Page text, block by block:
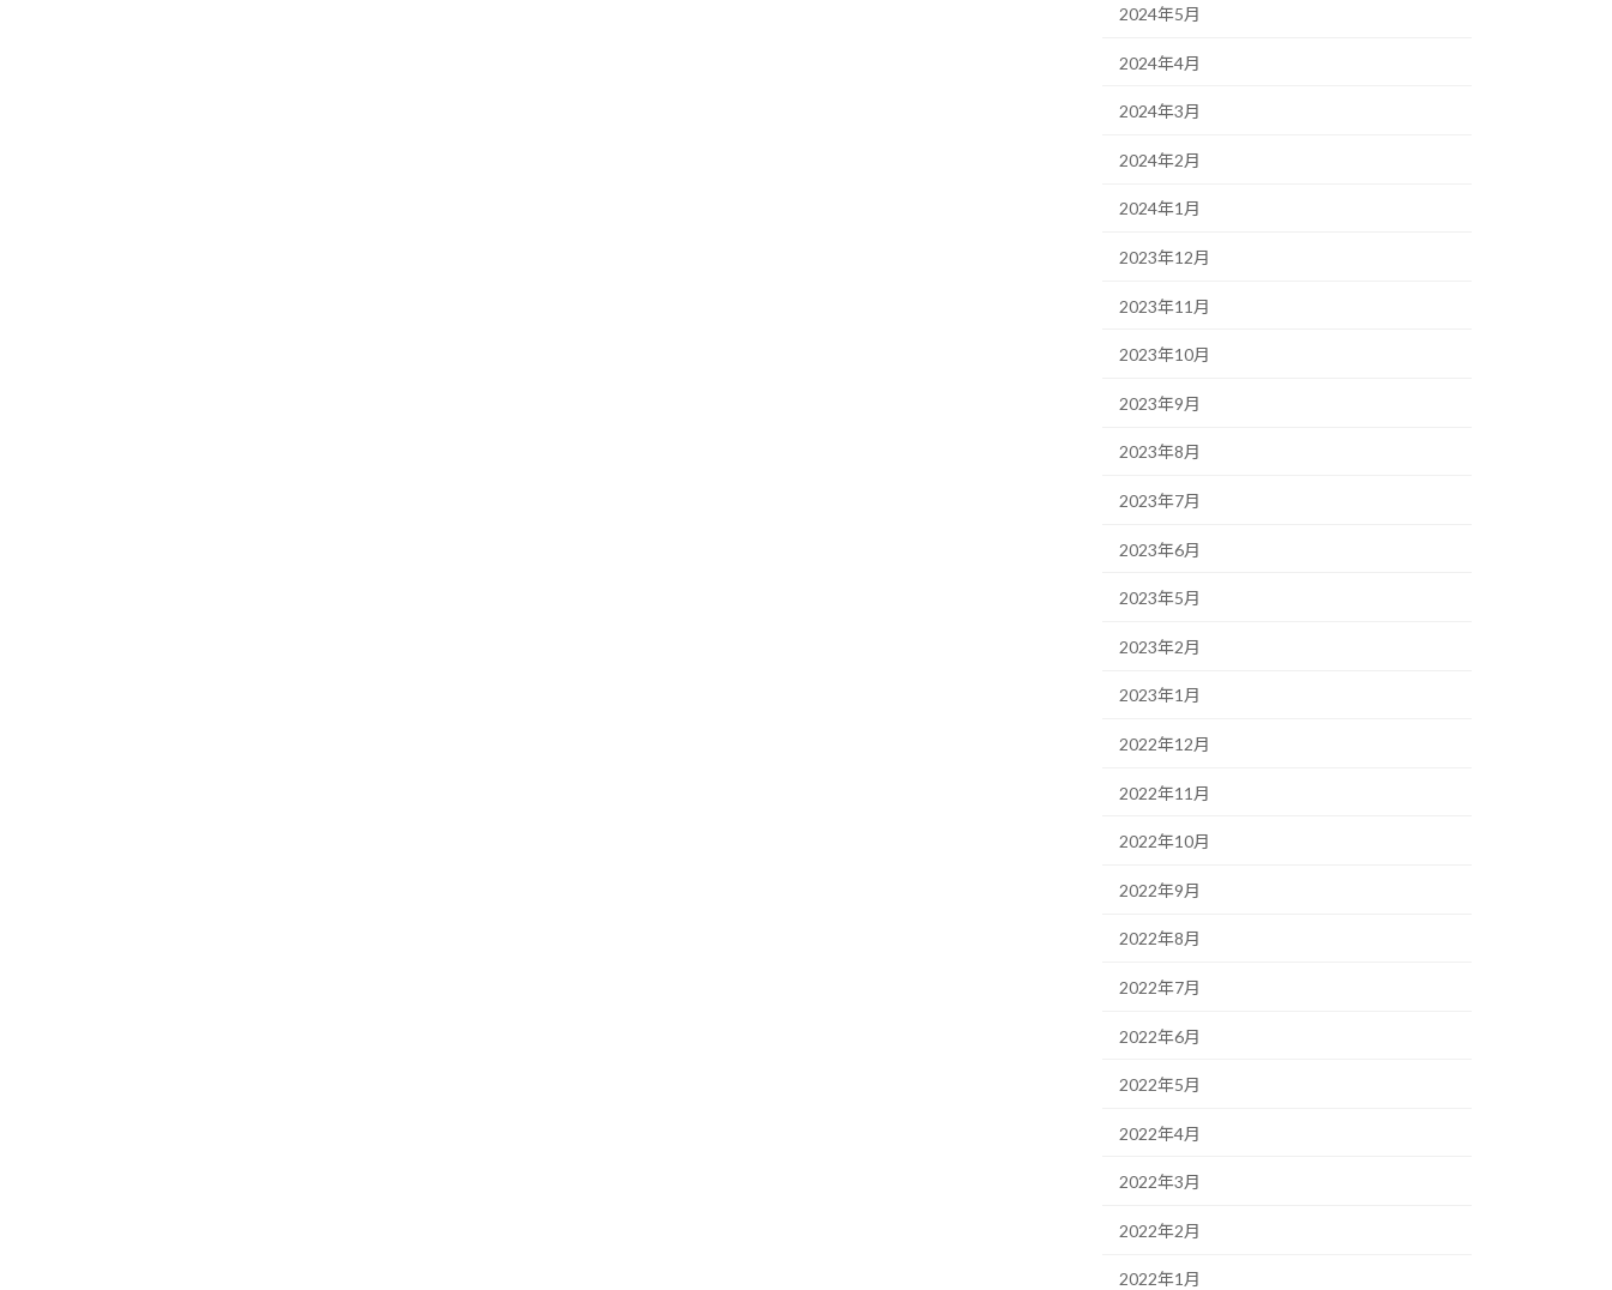
2024年5月
2024年4月
2024年3月
2024年2月
2024年1月
2023年12月
2023年11月
2023年10月
2023年9月
2023年8月
2023年7月
2023年6月
2023年5月
2023年2月
2023年1月
2022年12月
2022年11月
2022年10月
2022年9月
2022年8月
2022年7月
2022年6月
2022年5月
2022年4月
2022年3月
2022年2月
2022年1月